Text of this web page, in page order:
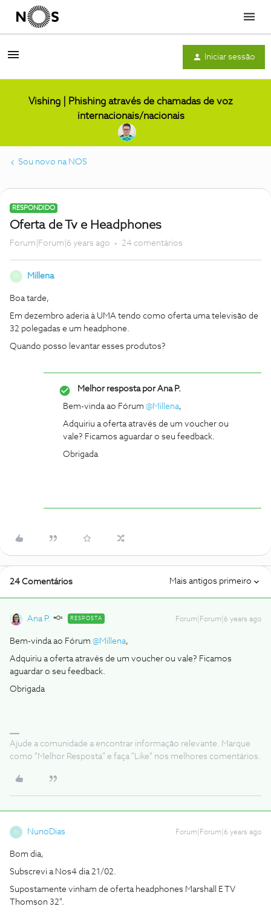
Menu
Iniciar sessão
Vishing | Phishing através de chamadas de voz
internacionais/nacionais
Sou novo na NOS
RESPONDIDO
Oferta de Tv e Headphones
Forum|Forum|6 years ago 24 comentários
M Millena
Boa tarde,
Em dezembro aderia à UMA tendo como oferta uma televisão de
32 polegadas e um headphone.
Quando posso levantar esses produtos?
Melhor resposta porAna P.
Bem-vinda ao Fórum @Millena,
Adquiriu a oferta através de um voucher ou
vale? Ficamos aguardar o seu feedback.
Obrigada
24 Comentários Mais antigos primeiro
Ana P. RESPOSTA Forum|Forum|6 years ago
Bem-vinda ao Fórum @Millena,
Adquiriu a oferta através de um voucher ou vale? Ficamos
aguardar o seu feedback.
Obrigada
Ajude a comunidade a encontrar informação relevante. Marque
como "Melhor Resposta" e faça "Like" nos melhores comentários.
N NunoDias Forum|Forum|6 years ago
Bom dia,
Subscrevi a Nos4 dia 21/02.
Supostamente vinham de oferta headphones Marshall E TV
Thomson 32".